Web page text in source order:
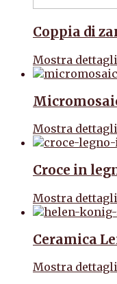
Coppia di
Mostra dettagli
Mostra dettagli
Croce in
Mostra dettagli
Ceramica
Mostra dettagli